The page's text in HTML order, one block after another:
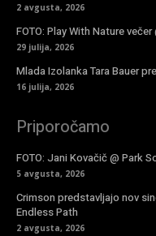
2 avgusta, 2026
FOTO: Play With Nature
29 julija, 2026
Mlada Izolanka Tara Bauer
16 julija, 2026
Priporočamo
FOTO: Jani Kovačič @ Park
5 avgusta, 2026
Crimson predstavljajo nov
Endless Path
2 avgusta, 2026